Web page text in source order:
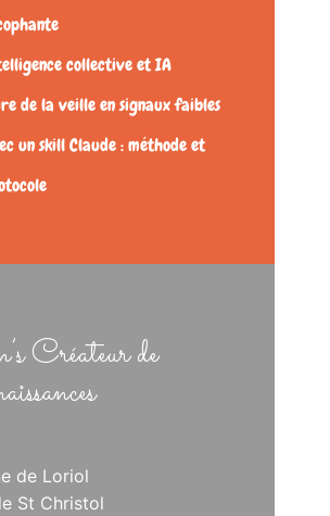
collective et IA
de la veille en signaux faibles
un skill Claude : méthode et
Créateur de
de Loriol
St Christol